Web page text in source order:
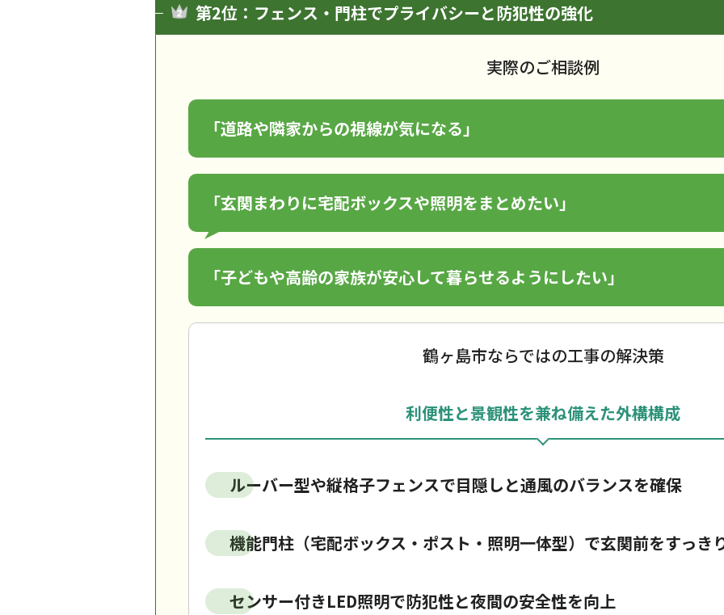
第2位：フェンス・門柱でプライバシーと防犯性の強化
実際のご相談例
「道路や隣家からの視線が気になる」
「玄関まわりに宅配ボックスや照明をまとめたい」
「子どもや高齢の家族が安心して暮らせるようにしたい」
鶴ヶ島市ならではの工事の解決策
利便性と景観性を兼ね備えた外構構成
ルーバー型や縦格子フェンスで目隠しと通風のバランスを確保
機能門柱（宅配ボックス・ポスト・照明一体型）で玄関前をすっき
センサー付きLED照明で防犯性と夜間の安全性を向上